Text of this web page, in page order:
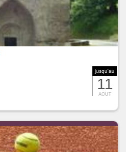
jusqu'au
11
AOUT